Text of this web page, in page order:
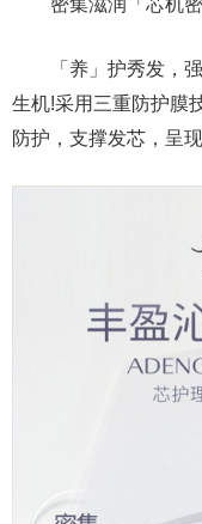
密集滋润「芯机密
「养」护秀发，强
生机!采用三重防护膜
防护，支撑发芯，呈